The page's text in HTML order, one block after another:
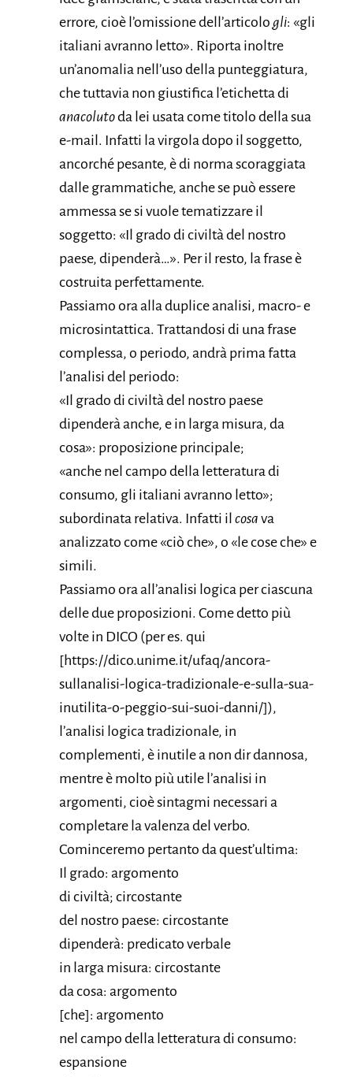
errore, cioè l’omissione dell’articolo gli: «gli
italiani avranno letto». Riporta inoltre
un’anomalia nell’uso della punteggiatura,
che tuttavia non giustifica l’etichetta di
anacolutoda lei usata come titolo della sua
e-mail. Infatti la virgola dopo il soggetto,
ancorché pesante, è di norma scoraggiata
dalle grammatiche, anche se può essere
ammessa se si vuole tematizzare il
soggetto: «Il grado di civiltà del nostro
paese, dipenderà…». Per il resto, la frase è
costruita perfettamente.
Passiamo ora alla duplice analisi, macro- e
microsintattica. Trattandosi di una frase
complessa, o periodo, andrà prima fatta
l’analisi del periodo:
«Il grado di civiltà del nostro paese
dipenderà anche, e in larga misura, da
cosa»: proposizione principale;
«anche nel campo della letteratura di
consumo, gli italiani avranno letto»;
subordinata relativa. Infatti il cosa va
analizzato come «ciò che», o «le cose che» e
simili.
Passiamo ora all’analisi logica per ciascuna
delle due proposizioni. Come detto più
volte in DICO (per es. qui
[https://dico.unime.it/ufaq/ancora-
sullanalisi-logica-tradizionale-e-sulla-sua-
inutilita-o-peggio-sui-suoi-danni/]),
l’analisi logica tradizionale, in
complementi, è inutile a non dir dannosa,
mentre è molto più utile l’analisi in
argomenti, cioè sintagmi necessari a
completare la valenza del verbo.
Cominceremo pertanto da quest’ultima:
Il grado: argomento
di civiltà; circostante
del nostro paese: circostante
dipenderà: predicato verbale
in larga misura: circostante
da cosa: argomento
[che]: argomento
nel campo della letteratura di consumo:
espansione